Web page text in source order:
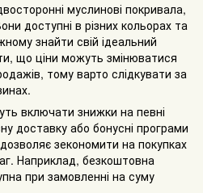
муслинові покривала,
доступні в різних кольорах та
знайти свій ідеальний
що ціни можуть змінюватися
тому варто слідкувати за
включати знижки на певні
доставку або бонусні програми
зекономити на покупках
Наприклад, безкоштовна
при замовленні на суму